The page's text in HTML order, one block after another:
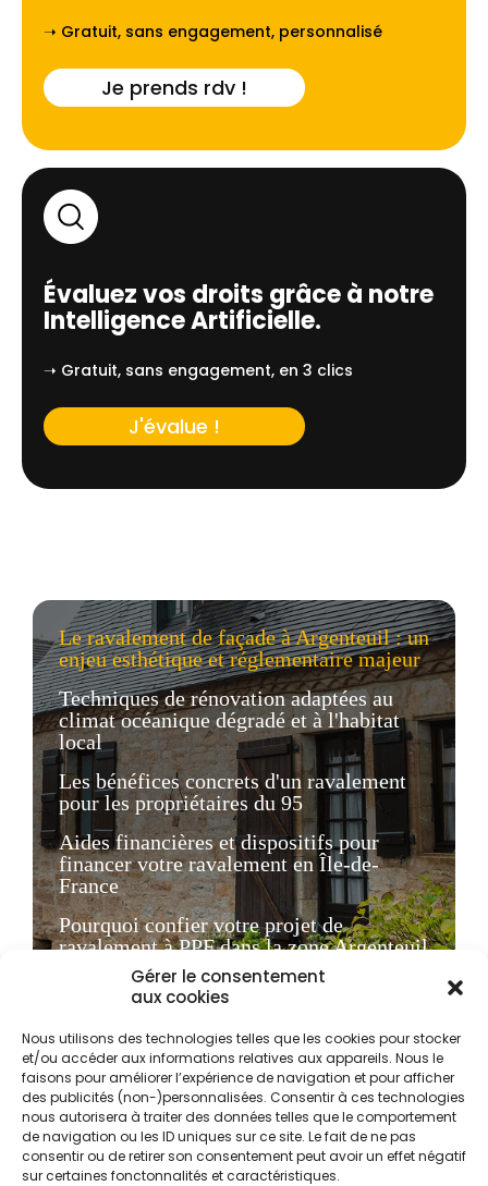
Gérer le consentement
aux cookies
Nous utilisons des technologies telles que les cookies pour stocker
et/ou accéder aux informations relatives aux appareils. Nous le
faisons pour améliorer l’expérience de navigation et pour afficher
des publicités (non-)personnalisées. Consentir à ces technologies
nous autorisera à traiter des données telles que le comportement
de navigation ou les ID uniques sur ce site. Le fait de ne pas
consentir ou de retirer son consentement peut avoir un effet négatif
sur certaines fonctonnalités et caractéristiques.
➝ Gratuit, sans engagement, personnalisé
Je prends rdv !
Évaluez vos droits grâce à notre
Intelligence Artificielle.
➝ Gratuit, sans engagement, en 3 clics
J'évalue !
Le ravalement de façade à Argenteuil : un
enjeu esthétique et réglementaire majeur
Techniques de rénovation adaptées au
climat océanique dégradé et à l'habitat
local
Les bénéfices concrets d'un ravalement
pour les propriétaires du 95
Aides financières et dispositifs pour
financer votre ravalement en Île-de-
France
Pourquoi confier votre projet de
ravalement à PPF dans la zone Argenteuil
Questions fréquentes sur le ravalement
de façade dans le Val-d'Oise
Le ravalement de façade
à Argenteuil : un enjeu
esthétique et
réglementaire majeur